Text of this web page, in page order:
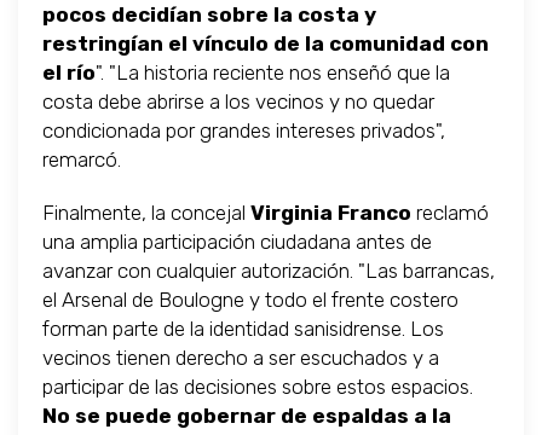
pocos decidían sobre la costa y
restringían el vínculo de la comunidad con
el río". "La historia reciente nos enseñó que la
costa debe abrirse a los vecinos y no quedar
condicionada por grandes intereses privados",
remarcó.
Finalmente, la concejal Virginia Franco reclamó
una amplia participación ciudadana antes de
avanzar con cualquier autorización. "Las barrancas,
el Arsenal de Boulogne y todo el frente costero
forman parte de la identidad sanisidrense. Los
vecinos tienen derecho a ser escuchados y a
participar de las decisiones sobre estos espacios.
No se puede gobernar de espaldas a la